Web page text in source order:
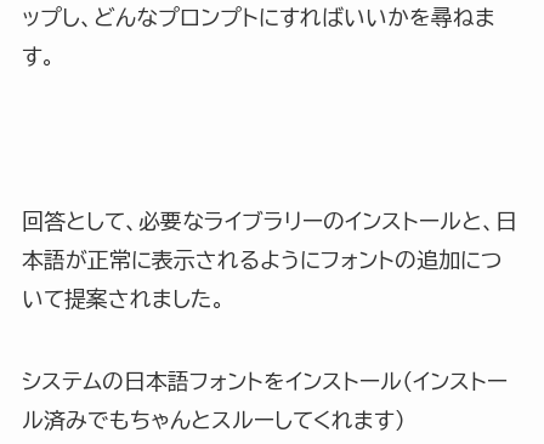
ップし、どんなプロンプトにすればいいかを尋ねま
す。
回答として、必要なライブラリーのインストールと、日
本語が正常に表示されるようにフォントの追加につ
いて提案されました。
システムの日本語フォントをインストール（インストー
ル済みでもちゃんとスルーしてくれます）